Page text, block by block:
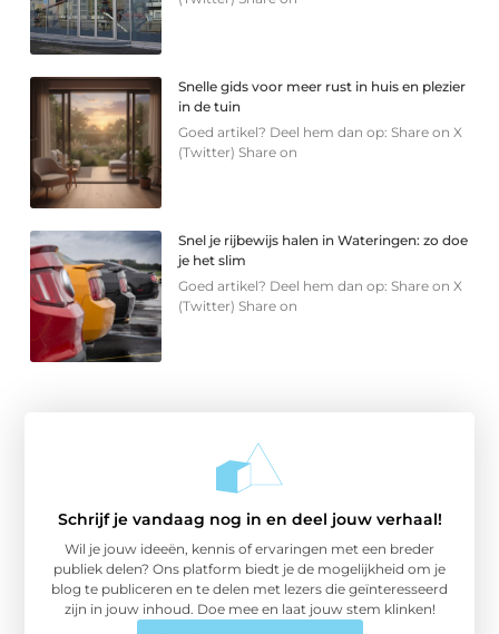
Snelle gids voor meer rust in huis en plezier
in de tuin
Goed artikel? Deel hem dan op: Share on X
(Twitter) Share on
Snel je rijbewijs halen in Wateringen: zo doe
je het slim
Goed artikel? Deel hem dan op: Share on X
(Twitter) Share on
Schrijf je vandaag nog in en deel jouw verhaal!
Wil je jouw ideeën, kennis of ervaringen met een breder
publiek delen? Ons platform biedt je de mogelijkheid om je
blog te publiceren en te delen met lezers die geïnteresseerd
zijn in jouw inhoud. Doe mee en laat jouw stem klinken!